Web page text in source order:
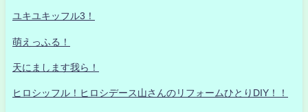
ユキユキッフル3！
萌えっふる！
天にまします我ら！
ヒロシッフル！ヒロシデース山さんのリフォームひとりDIY！！